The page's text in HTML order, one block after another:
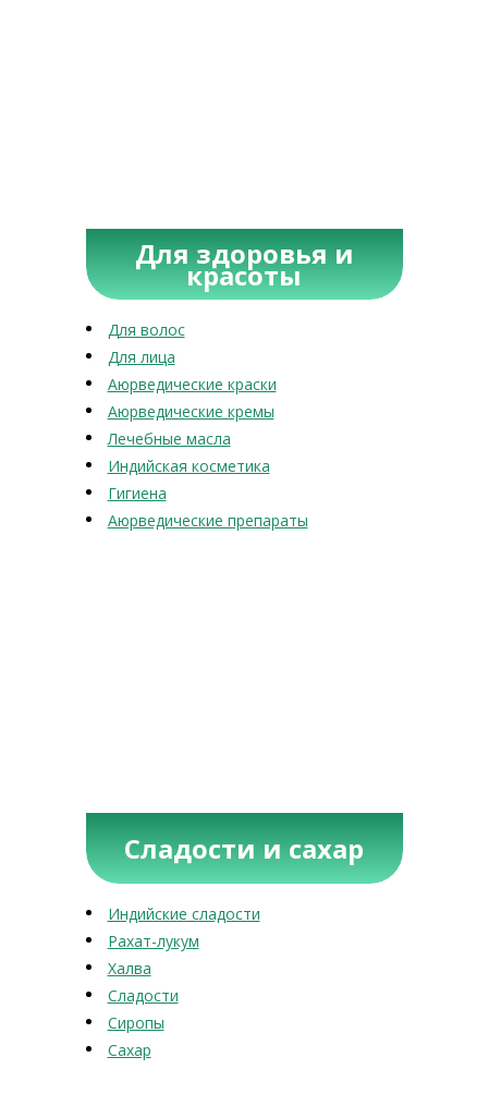
Для здоровья и
красоты
Для волос
Для лица
Аюрведические краски
Аюрведические кремы
Лечебные масла
Индийская косметика
Гигиена
Аюрведические препараты
Сладости и сахар
Индийские сладости
Рахат-лукум
Халва
Сладости
Сиропы
Сахар